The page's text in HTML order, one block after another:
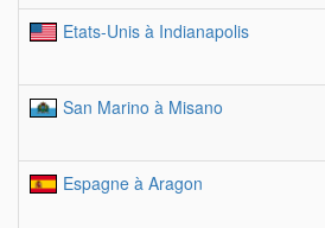
Etats-Unis à Indianapolis
San Marino à Misano
Espagne à Aragon